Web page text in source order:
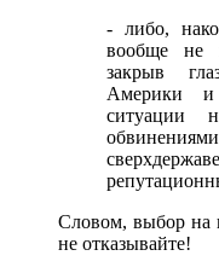
- либо,
вообще не
закрыв
Америки и
ситуации
Словом, выбор на
не отказывайте!